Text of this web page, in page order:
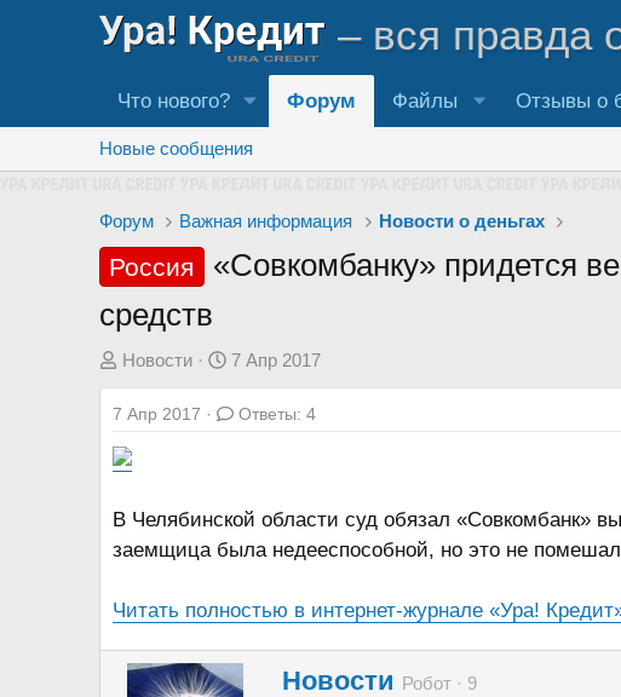
– вся правда
Что нового? Форум Файлы Отзывы о
Новые сообщения
Форум Важная информация Новости о деньгах
Россия
«Совкомбанку» придется
средств
А
в
т
о
р
е
м
Новости
Д
а
т
ч
а
а
7 Апр 2017
7 Апр 2017 Ответы: 4
В Челябинской области суд обязал «Совкомбанк»
заемщица была недееспособной, но это не
Читать полностью в интернет-журнале «Ура!
АНовости Робот · 9